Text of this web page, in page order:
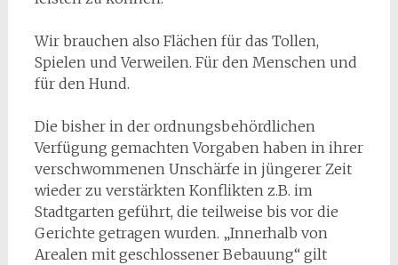
Wir brauchen also Flächen für das Tollen,
Spielen und Verweilen. Für den Menschen und
für den Hund.
Die bisher in der ordnungsbehördlichen
Verfügung gemachten Vorgaben haben in ihrer
verschwommenen Unschärfe in jüngerer Zeit
wieder zu verstärkten Konflikten z.B. im
Stadtgarten geführt, die teilweise bis vor die
Gerichte getragen wurden. „Innerhalb von
Arealen mit geschlossener Bebauung“ gilt